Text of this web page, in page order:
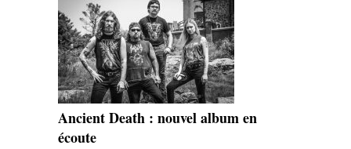
Ancient Death : nouvel album en
écoute